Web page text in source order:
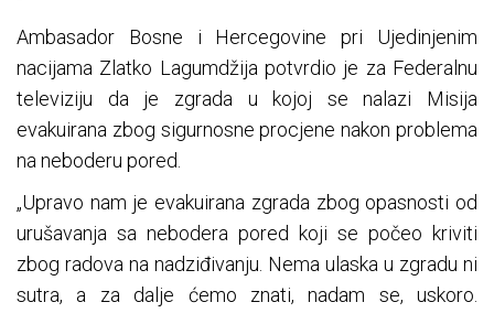
Ambasador Bosne i Hercegovine pri Ujedinjenim
nacijama Zlatko Lagumdžija potvrdio je za Federalnu
televiziju da je zgrada u kojoj se nalazi Misija
evakuirana zbog sigurnosne procjene nakon problema
na neboderu pored.
„Upravo nam je evakuirana zgrada zbog opasnosti od
urušavanja sa nebodera pored koji se počeo kriviti
zbog radova na nadziđivanju. Nema ulaska u zgradu ni
sutra, a za dalje ćemo znati, nadam se, uskoro.